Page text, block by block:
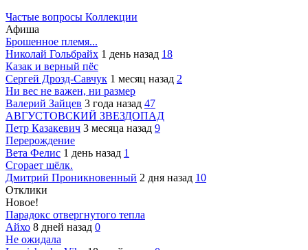
Частые вопросы Коллекции
Афиша
Брошенное племя...
Николай Гольбрайх 1 день назад 18
Казак и верный пёс
Сергей Дрозд-Савчук 1 месяц назад 2
Ни вес не важен, ни размер
Валерий Зайцев 3 года назад 47
АВГУСТОВСКИЙ ЗВЕЗДОПАД
Петр Казакевич 3 месяца назад 9
Перерождение
Вета Фелис 1 день назад 1
Сгорает шёлк.
Дмитрий Проникновенный 2 дня назад 10
Отклики
Новое!
Парадокс отвергнутого тепла
Айхо 8 дней назад 0
Не ожидала